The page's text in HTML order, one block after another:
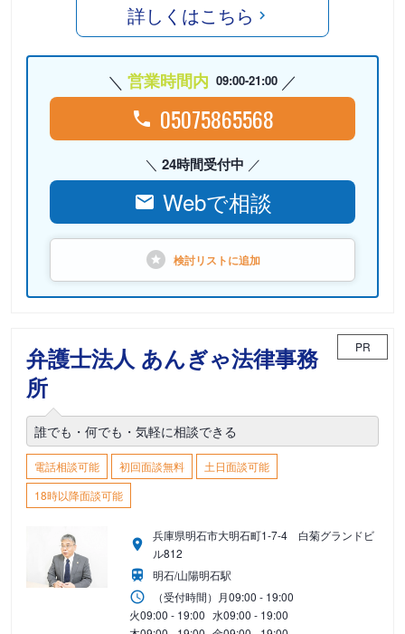
詳しくはこちら
営業時間内 09:00-21:00
05075865568
24時間受付中
Webで相談
検討リストに追加
弁護士法人 あんぎゃ法律事務
所
PR
誰でも・何でも・気軽に相談できる
電話相談可能 初回面談無料
土日面談可能
18時以降面談可能
兵庫県明石市大明石町1-7-4 白菊グランドビ
ル812
明石/山陽明石駅
（受付時間） 月09:00 - 19:00
火09:00 - 19:00 水09:00 - 19:00